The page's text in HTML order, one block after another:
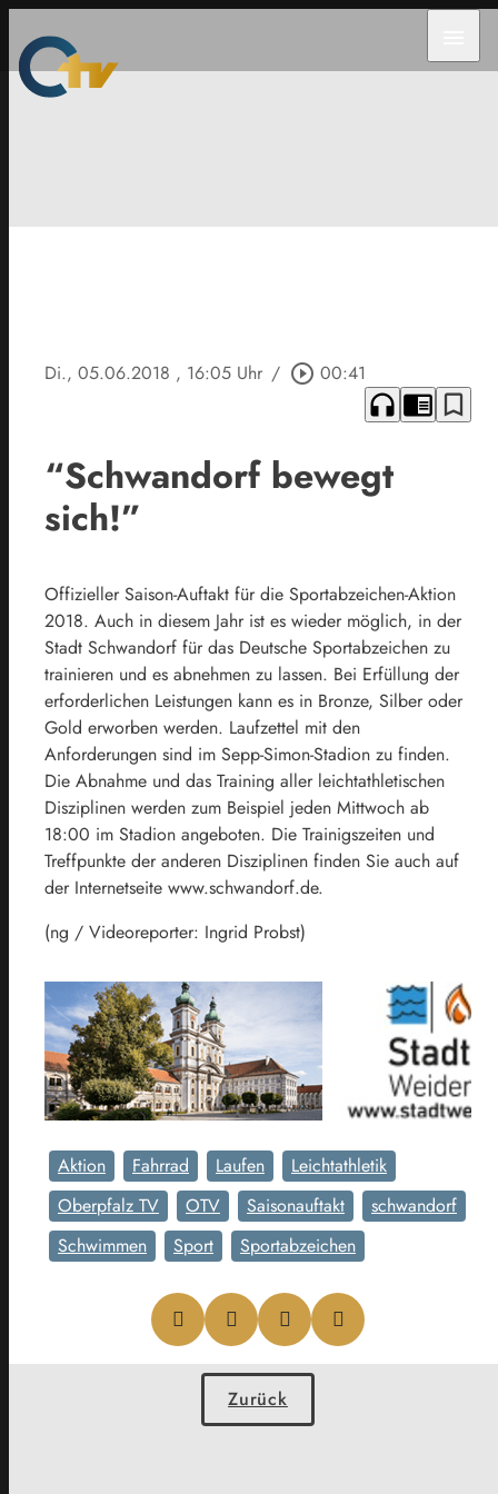
Di., 05.06.2018 , 16:05 Uhr / play_circle_outline 00:41
headphones chrome_reader_mode bookmark_border
“Schwandorf bewegt
sich!”
Offizieller Saison-Auftakt für die Sportabzeichen-Aktion
2018. Auch in diesem Jahr ist es wieder möglich, in der
Stadt Schwandorf für das Deutsche Sportabzeichen zu
trainieren und es abnehmen zu lassen. Bei Erfüllung der
erforderlichen Leistungen kann es in Bronze, Silber oder
Gold erworben werden. Laufzettel mit den
Anforderungen sind im Sepp-Simon-Stadion zu finden.
Die Abnahme und das Training aller leichtathletischen
Disziplinen werden zum Beispiel jeden Mittwoch ab
18:00 im Stadion angeboten. Die Trainigszeiten und
Treffpunkte der anderen Disziplinen finden Sie auch auf
der Internetseite www.schwandorf.de.
(ng / Videoreporter: Ingrid Probst)
Aktion Fahrrad Laufen
Leichtathletik
Oberpfalz TV
OTV Saisonauftakt
schwandorf
Schwimmen
Sport Sportabzeichen
Zurück